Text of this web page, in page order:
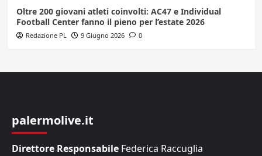
Oltre 200 giovani atleti coinvolti: AC47 e Individual
Football Center fanno il pieno per l’estate 2026
Redazione PL 9 Giugno 2026 0
palermolive.it
Direttore Responsabile Federica Raccuglia